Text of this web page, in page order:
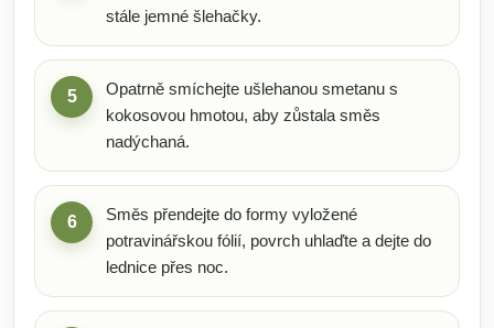
stále jemné šlehačky.
5
Opatrně smíchejte ušlehanou smetanu s
kokosovou hmotou, aby zůstala směs
nadýchaná.
6
Směs přendejte do formy vyložené
potravinářskou fólií, povrch uhlaďte a dejte do
lednice přes noc.